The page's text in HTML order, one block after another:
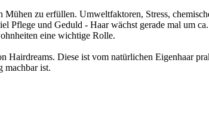
zu erfüllen. Umweltfaktoren, Stress,
Pflege und Geduld - Haar wächst gerade mal um
eine wichtige Rolle.
Hairdreams. Diese ist vom natürlichen Eigenhaar
machbar ist.